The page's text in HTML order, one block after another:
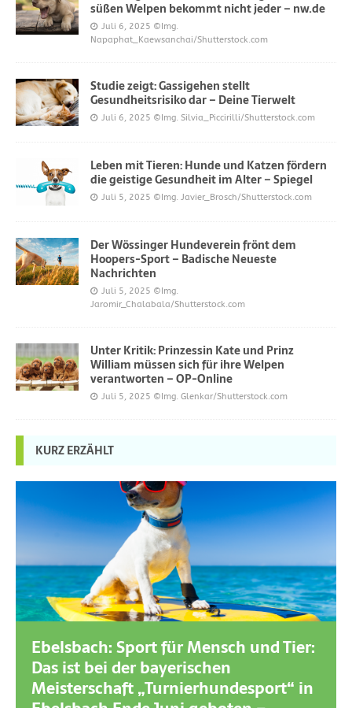
süßen Welpen bekommt nicht jeder – nw.de
Juli 6, 2025 ©Img.
Napaphat_Kaewsanchai/Shutterstock.com
Studie zeigt: Gassigehen stellt
Gesundheitsrisiko dar – Deine Tierwelt
Juli 6, 2025 ©Img. Silvia_Piccirilli/Shutterstock.com
Leben mit Tieren: Hunde und Katzen fördern
die geistige Gesundheit im Alter – Spiegel
Juli 5, 2025 ©Img. Javier_Brosch/Shutterstock.com
Der Wössinger Hundeverein frönt dem
Hoopers-Sport – Badische Neueste
Nachrichten
Juli 5, 2025 ©Img.
Jaromir_Chalabala/Shutterstock.com
Unter Kritik: Prinzessin Kate und Prinz
William müssen sich für ihre Welpen
verantworten – OP-Online
Juli 5, 2025 ©Img. Glenkar/Shutterstock.com
KURZ ERZÄHLT
Ebelsbach: Sport für Mensch und Tier:
Das ist bei der bayerischen
Meisterschaft „Turnierhundesport“ in